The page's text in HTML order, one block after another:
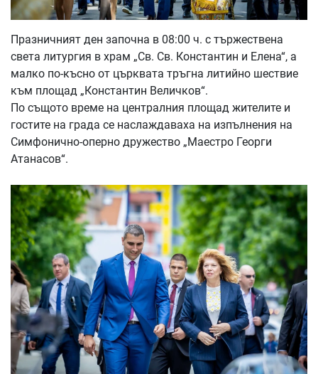
Празничният ден започна в 08:00 ч. с тържествена
света литургия в храм „Св. Св. Константин и Елена“, а
малко по-късно от църквата тръгна литийно шествие
към площад „Константин Величков“.
По същото време на централния площад жителите и
гостите на града се наслаждаваха на изпълнения на
Симфонично-оперно дружество „Маестро Георги
Атанасов“.